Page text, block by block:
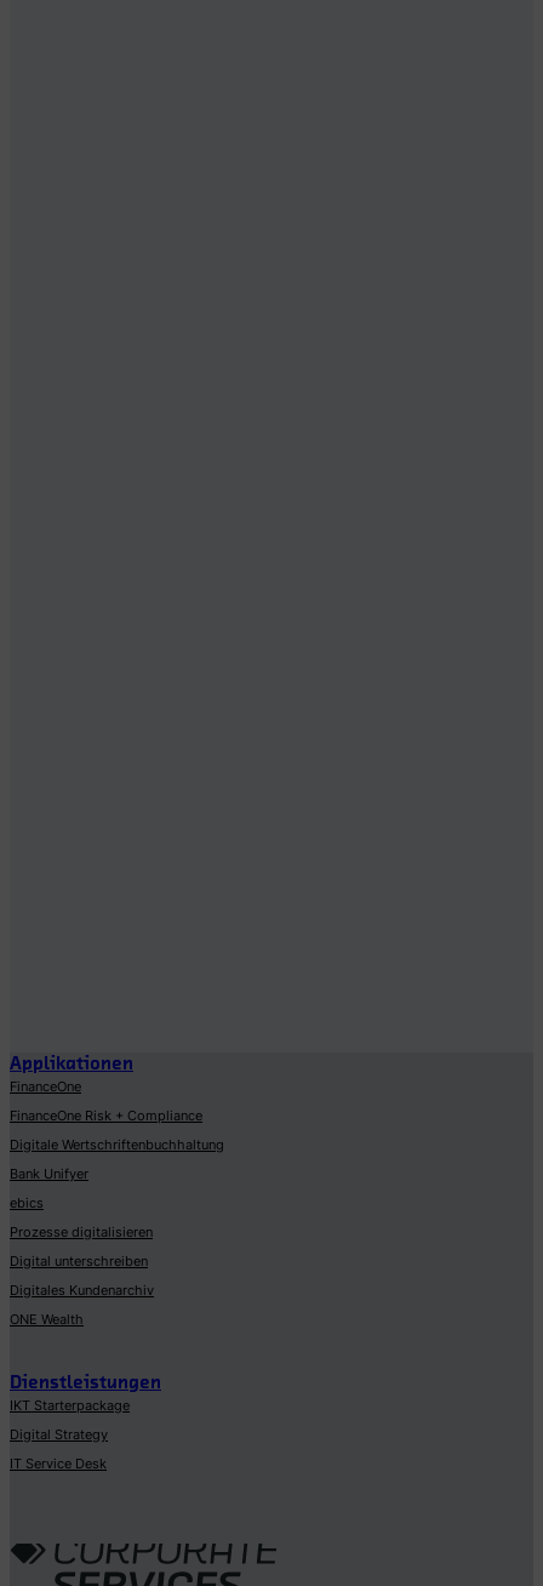
Applikationen
FinanceOne
FinanceOne Risk + Compliance
Digitale Wertschriftenbuchhaltung
Bank Unifyer
ebics
Prozesse digitalisieren
Digital unterschreiben
Digitales Kundenarchiv
ONE Wealth
Dienstleistungen
IKT Starterpackage
Digital Strategy
IT Service Desk